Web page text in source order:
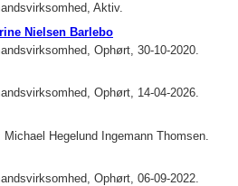
Aktiv.
Nielsen Barlebo
Ophørt, 30-10-2020.
Ophørt, 14-04-2026.
Hegelund Ingemann Thomsen.
Ophørt, 06-09-2022.